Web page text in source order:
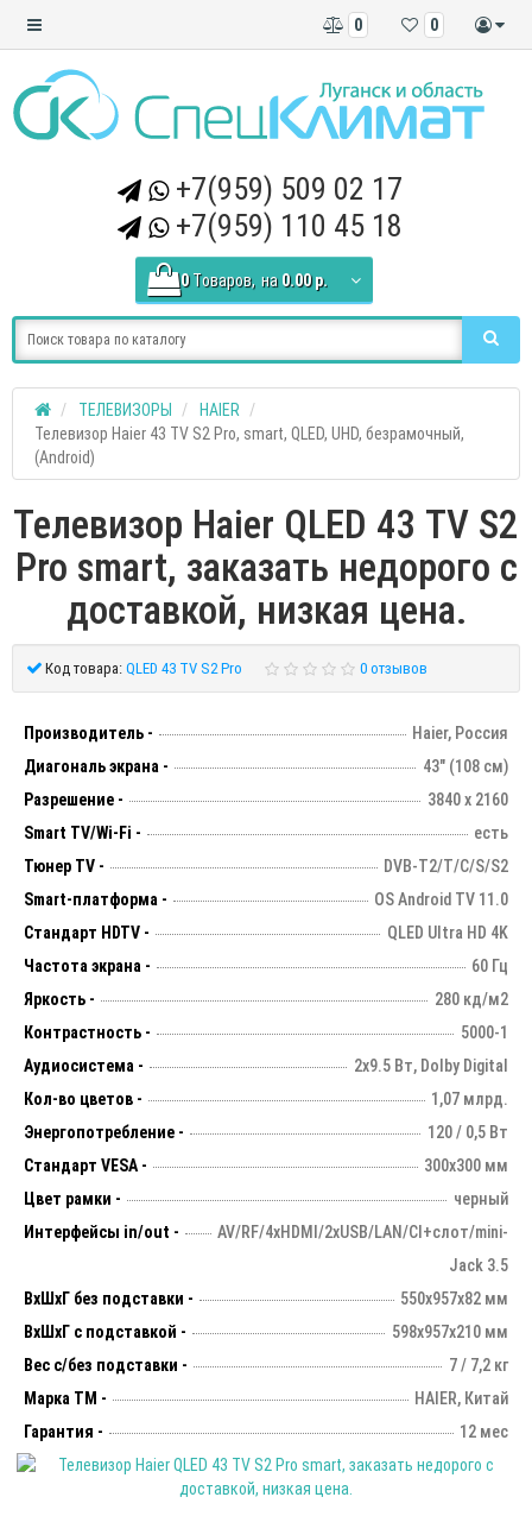
0
0
+7(959) 509 02 17
+7(959) 110 45 18
0 Tоваров, на 0.00 р.
ТЕЛЕВИЗОРЫ
HAIER
Телевизор Haier 43 TV S2 Pro, smart, QLED, UHD, безрамочный,
(Android)
Телевизор Haier QLED 43 TV S2
Pro smart, заказать недорого с
доставкой, низкая цена.
Код товара: QLED 43 TV S2 Pro 0 отзывов
Производитель -
Haier, Россия
Диагональ экрана -
43" (108 см)
Разрешение -
3840 х 2160
Smart TV/Wi-Fi -
есть
Тюнер TV -
DVB-T2/T/C/S/S2
Smart-платформа -
OS Android TV 11.0
Стандарт HDTV -
QLED Ultra HD 4K
Частота экрана -
60 Гц
Яркость -
280 кд/м2
Контрастность -
5000-1
Аудиосистема -
2х9.5 Вт, Dolby Digital
Кол-во цветов -
1,07 млрд.
Энергопотребление -
120 / 0,5 Вт
Стандарт VESA -
300х300 мм
Цвет рамки -
черный
Интерфейсы in/out -
AV/RF/4xHDMI/2xUSB/LAN/CI+слот/mini-
Jack 3.5
ВхШхГ без подставки -
550x957x82 мм
ВхШхГ с подставкой -
598х957х210 мм
Вес с/без подставки -
7 / 7,2 кг
Марка ТМ -
HAIER, Китай
Гарантия -
12 мес